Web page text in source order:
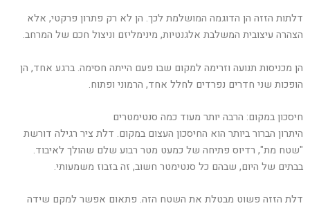
דלתות הזזה הן הדוגמה המושלמת לכך. הן לא רק פתרון פרקטי, אלא
הצהרה עיצובית המשלבת אלגנטיות, מינימליזם וניצול חכם של המרחב.
הן מכניסות תנועה וזרימה למקום שבו פעם הייתה חסימה. ברגע אחד, הן
הופכות שני חדרים נפרדים לחלל אחד, הרמוני ופתוח.
חיסכון במקום: הרבה יותר מעוד כמה סנטימטרים
היתרון הברור ביותר הוא החיסכון העצום במקום. דלת ציר רגילה דורשת
"שטח מת", רדיוס פתיחה של כמעט מטר רבוע שלם שהולך לאיבוד.
בבתים של היום, שבהם כל סנטימטר חשוב, זה בזבוז משמעותי.
דלת הזזה פשוט מבטלת את השטח הזה. פתאום אפשר למקם שידה